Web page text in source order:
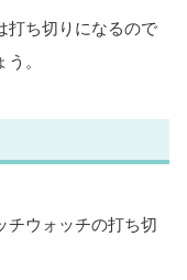
打ち切りになるので
。
チウォッチの打ち切